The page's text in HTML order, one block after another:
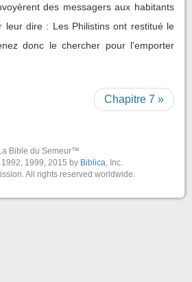
des messagers aux habitants
leur dire : Les Philistins ont restitué le
donc le chercher pour l'emporter
Chapitre 7 »
Bible du Semeur™
1999, 2015 by Biblica, Inc.
All rights reserved worldwide.